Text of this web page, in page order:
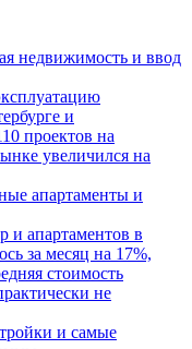
недвижимость и ввод
и
проектов на
увеличился на
апартаменты и
и апартаментов в
за месяц на 17%,
стоимость
не
и самые